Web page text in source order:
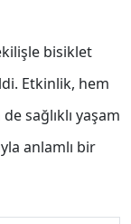
bisiklet
Etkinlik, hem
de sağlıklı yaşam
anlamlı bir